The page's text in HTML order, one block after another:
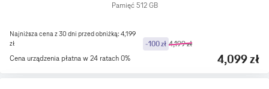
Pamięć 512 GB
Najniższa cena z 30 dni przed obniżką: 4,199
zł
Cena urządzenia płatna w 24 ratach 0%
-100 zł 4,199 zł
4,099 zł